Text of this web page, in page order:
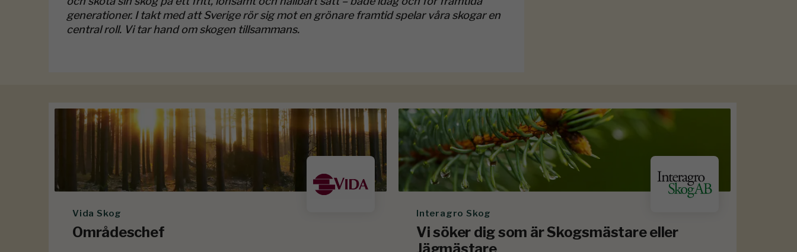
generationer. I takt med att Sverige rör sig mot en grönare framtid spelar våra skogar en
central roll. Vi tar hand om skogen tillsammans.
Vida Skog
Områdeschef
Interagro Skog
Vi söker dig som är Skogsmästare eller